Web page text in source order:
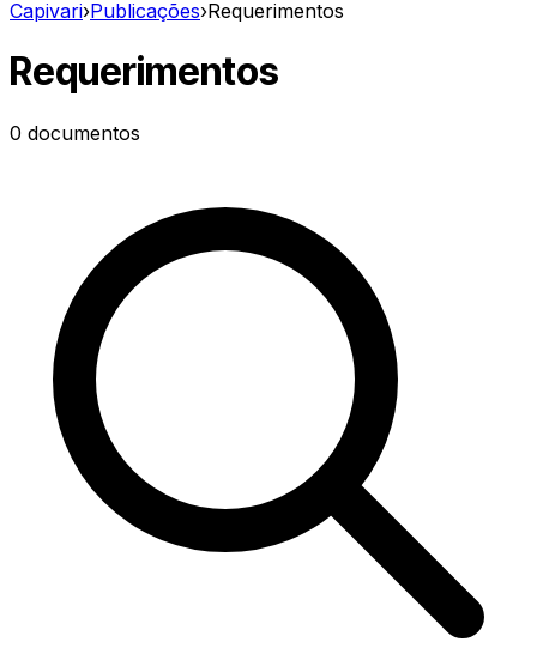
Capivari›Publicações›Requerimentos
Requerimentos
0 documentos